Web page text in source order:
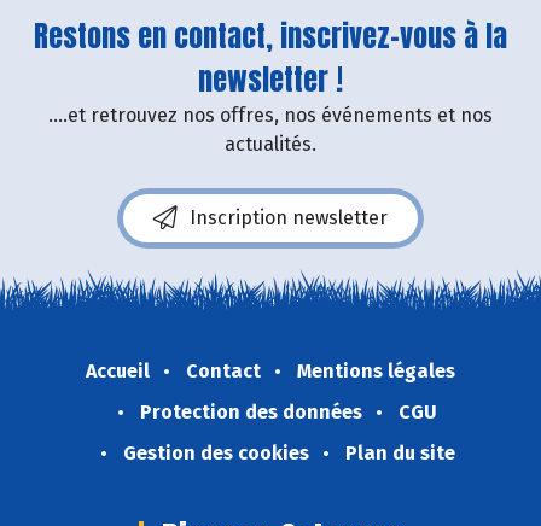
Restons en contact, inscrivez-vous à la
newsletter !
....et retrouvez nos offres, nos événements et nos
actualités.
Inscription newsletter
Accueil Contact
Mentions légales
Protection des données
CGU
Gestion des cookies
Plan du site